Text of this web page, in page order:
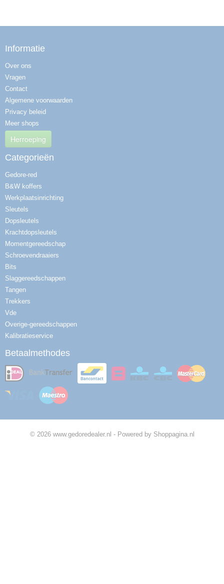
Informatie
Over ons
Vragen
Contact
Algemene voorwaarden
Privacy beleid
Meer shops
Herroeping
Categorieën
Gedore-red
B&W koffers
Werkplaatsinrichting
Sleutels
Dopsleutels
Krachtdopsleutels
Momentgereedschap
Schroevendraaiers
Bits
Slaggereedschappen
Tangen
Trekkers
Vde
Overige-gereedschappen
Kalibratieservice
Betaalmethodes
© 2026 www.gedoredealer.nl - Powered by Shoppagina.nl